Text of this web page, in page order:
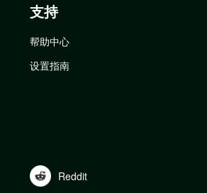
支持
帮助中心
设置指南
Reddit